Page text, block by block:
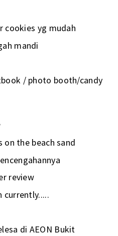
cookies yg mudah
mandi
/ photo booth/candy
the beach sand
review
currently.....
di AEON Bukit